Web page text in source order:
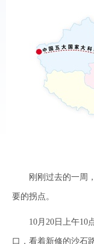
刚刚过去的一周，
要的拐点。
10月20日上午10点
口，看着新修的沙石